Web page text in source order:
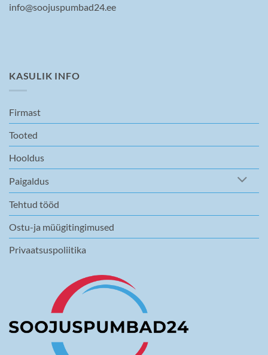
info@soojuspumbad24.ee
KASULIK INFO
Firmast
Tooted
Hooldus
Paigaldus
Tehtud tööd
Ostu-ja müügitingimused
Privaatsuspoliitika